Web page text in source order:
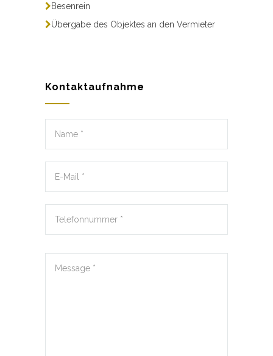
Besenrein
Übergabe des Objektes an den Vermieter
Kontaktaufnahme